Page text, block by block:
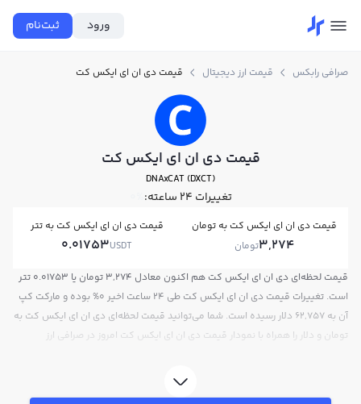
ورود ثبت‌نام
صرافی رابکس قیمت ارز دیجیتال قیمت دی ان ای ایکس کت
قیمت دی ان ای ایکس کت
DNAxCAT (DXCT)
تغییرات ۲۴ ساعته: 0%
قیمت دی ان ای ایکس کت به تومان
3,274تومان
قیمت دی ان ای ایکس کت به تتر
0.01753USDT
قیمت لحظه‌ای دی ان ای ایکس کت هم اکنون معادل 3,274 تومان یا 0.01753 تتر
است. تغییرات قیمت دی ان ای ایکس کت طی 24 ساعت اخیر 0% بوده و مارکت کپ
آن به 62,757 دلار رسیده است. شما می‌توانید قیمت لحظه‌ای دی ان ای ایکس کت به
تومان و دلار را همراه با نمودار قیمت دی ان ای ایکس کت امروز در صرافی ارز